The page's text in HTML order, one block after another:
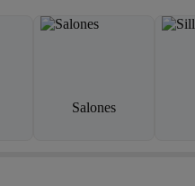
Salones